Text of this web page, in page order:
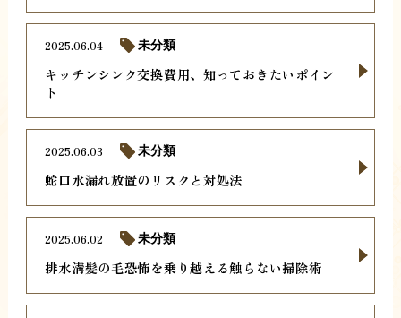
キッチンシンク交換費用、知っておきたいポイン
ト
2025.06.04 未分類
蛇口水漏れ放置のリスクと対処法
2025.06.03 未分類
排水溝髪の毛恐怖を乗り越える触らない掃除術
2025.06.02 未分類